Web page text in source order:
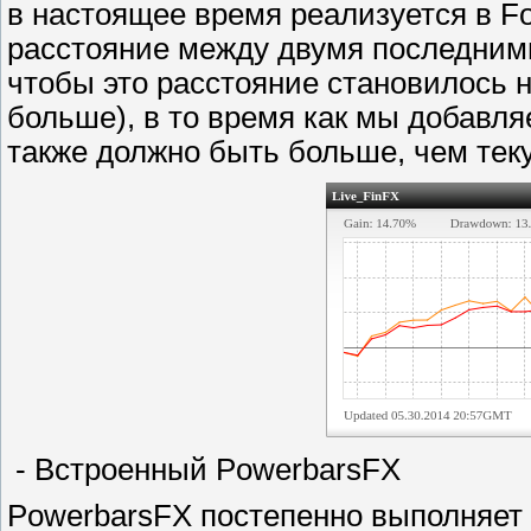
в настоящее время реализуется в
расстояние между двумя
чтобы это расстояние
больше), в то время как мы
также должно быть больше, чем
- Встроенный PowerbarsFX
PowerbarsFX постепенно